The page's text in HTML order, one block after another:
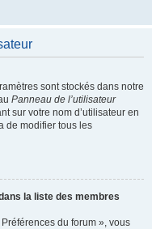
sont stockés dans notre
Panneau de l’utilisateur
sur votre nom d’utilisateur en
de modifier tous les
la liste des membres
du forum », vous